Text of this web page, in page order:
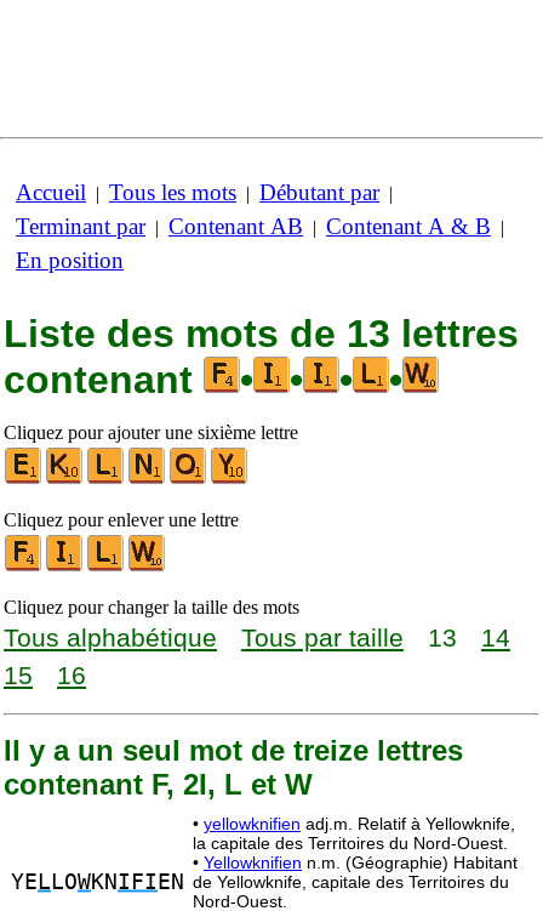
Accueil | Tous les mots | Débutant par|
Terminant par| Contenant AB | Contenant A & B |
En position
Liste des mots de 13 lettres
contenant
• • • •
Cliquez pour ajouter une sixième lettre
Cliquez pour enlever une lettre
Cliquez pour changer la taille des mots
Tous alphabétique Tous par taille 13
14
15
16
Il y a un seul mot de treize lettres
contenant F, 2I, L et W
YE L LOWKN IFI EN
• yellowknifien adj.m. Relatif à Yellowknife,
la capitale des Territoires du Nord-Ouest.
• Yellowknifien n.m. (Géographie) Habitant
de Yellowknife, capitale des Territoires du
Nord-Ouest.